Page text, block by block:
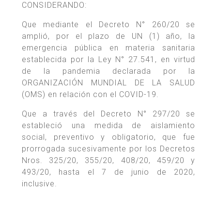
CONSIDERANDO:
Que mediante el Decreto N° 260/20 se
amplió, por el plazo de UN (1) año, la
emergencia pública en materia sanitaria
establecida por la Ley N° 27.541, en virtud
de la pandemia declarada por la
ORGANIZACIÓN MUNDIAL DE LA SALUD
(OMS) en relación con el COVID-19.
Que a través del Decreto N° 297/20 se
estableció una medida de aislamiento
social, preventivo y obligatorio, que fue
prorrogada sucesivamente por los Decretos
Nros. 325/20, 355/20, 408/20, 459/20 y
493/20, hasta el 7 de junio de 2020,
inclusive.